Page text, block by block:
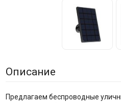
Описание
Предлагаем беспроводные